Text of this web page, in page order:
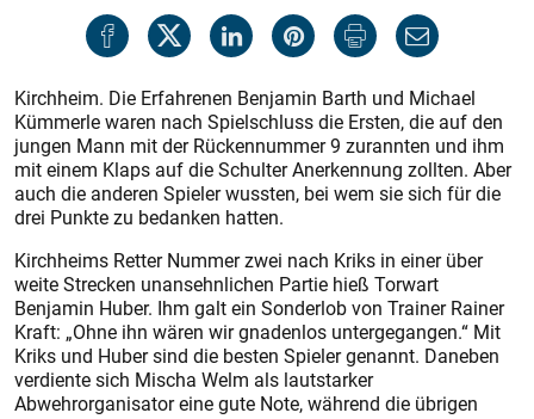
Kirchheim. Die Erfahrenen Benjamin Barth und Michael
Kümmerle waren nach Spielschluss die Ersten, die auf den
jungen Mann mit der Rückennummer 9 zurannten und ihm
mit einem Klaps auf die Schulter Anerkennung zollten. Aber
auch die anderen Spieler wussten, bei wem sie sich für die
drei Punkte zu bedanken hatten.
Kirchheims Retter Nummer zwei nach Kriks in einer über
weite Strecken unansehnlichen Partie hieß Torwart
Benjamin Huber. Ihm galt ein Sonderlob von Trainer Rainer
Kraft: „Ohne ihn wären wir gnadenlos untergegangen.“ Mit
Kriks und Huber sind die besten Spieler genannt. Daneben
verdiente sich Mischa Welm als lautstarker
Abwehrorganisator eine gute Note, während die übrigen